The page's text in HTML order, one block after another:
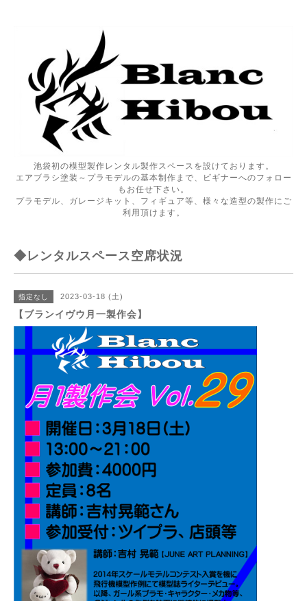
池袋初の模型製作レンタル製作スペースを設けております。
エアブラシ塗装～プラモデルの基本制作まで、ビギナーへのフォロー
もお任せ下さい。
プラモデル、ガレージキット、フィギュア等、様々な造型の製作にご
利用頂けます。
◆レンタルスペース空席状況
指定なし 2023-03-18 (土)
【ブランイヴウ月一製作会】